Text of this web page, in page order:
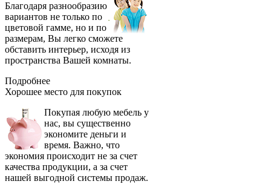
Благодаря разнообразию
вариантов не только по
цветовой гамме, но и по
размерам, Вы легко сможете
обставить интерьер, исходя из
пространства Вашей комнаты.
Подробнее
Хорошее место для покупок
Покупая любую мебель у
нас, вы существенно
экономите деньги и
время. Важно, что
экономия происходит не за счет
качества продукции, а за счет
нашей выгодной системы продаж.